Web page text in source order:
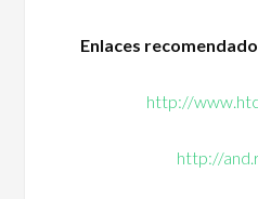
Enlaces
http://
http://